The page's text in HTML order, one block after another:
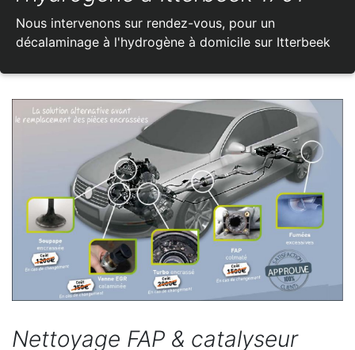
Nous intervenons sur rendez-vous, pour un
décalaminage à l'hydrogène à domicile sur Itterbeek
Nettoyage FAP & catalyseur